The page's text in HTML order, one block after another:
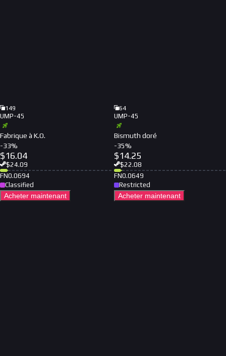
149
UMP-45
Fabrique à K.O.
-33%
$16.04
$24.09
FN0.0694
Classified
Acheter maintenant
64
UMP-45
Bismuth doré
-35%
$14.25
$22.08
FN0.0649
Restricted
Acheter maintenant